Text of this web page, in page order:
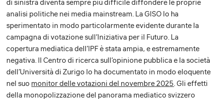
di sinistra diventa sempre più difficile diffondere le proprie
analisi politiche nei media mainstream. La GISO lo ha
sperimentato in modo particolarmente evidente durante la
campagna di votazione sull’Iniziativa per il Futuro. La
copertura mediatica dell’IPF è stata ampia, e estremamente
negativa. Il Centro di ricerca sull’opinione pubblica e la società
dell’Università di Zurigo lo ha documentato in modo eloquente
nel suo monitor delle votazioni del novembre 2025 . Gli effetti
della monopolizzazione del panorama mediatico svizzero